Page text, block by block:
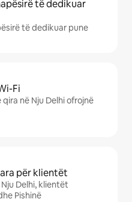
të dedikuar
të dedikuar pune
Fi
në Nju Delhi ofrojnë
për klientët
Delhi, klientët
Pishinë